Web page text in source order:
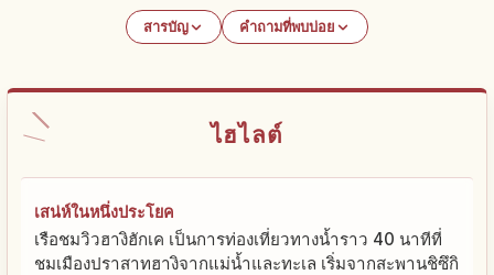
สารบัญ คำถามที่พบบ่อย
ไฮไลต์
เสน่ห์ในหนึ่งประโยค
เรือชมวิวฮางิฮักเค เป็นการท่องเที่ยวทางน้ำราว 40 นาทีที่
ชมเมืองปราสาทฮางิจากแม่น้ำและทะเล เริ่มจากสะพานชิซึกิ